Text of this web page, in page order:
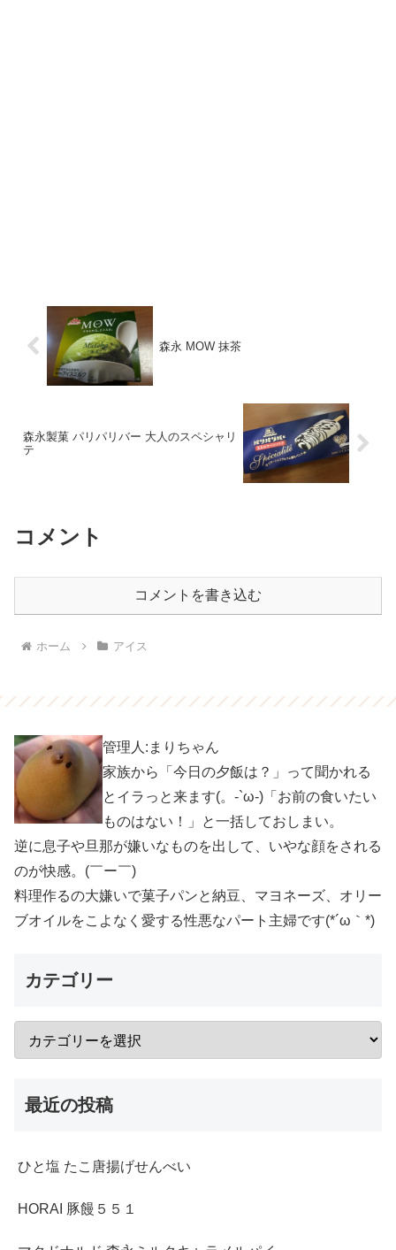
森永 MOW 抹茶
森永製菓 パリパリバー 大人のスペシャリ
テ
コメント
コメントを書き込む
ホーム アイス
管理人:まりちゃん
家族から「今日の夕飯は？」って聞かれる
とイラっと来ます(。-`ω-)「お前の食いたい
ものはない！」と一括しておしまい。
逆に息子や旦那が嫌いなものを出して、いやな顔をされる
のが快感。(￣ー￣)
料理作るの大嫌いで菓子パンと納豆、マヨネーズ、オリー
ブオイルをこよなく愛する性悪なパート主婦です(*´ω｀*)
カテゴリー
最近の投稿
ひと塩 たこ唐揚げせんべい
HORAI 豚饅５５１